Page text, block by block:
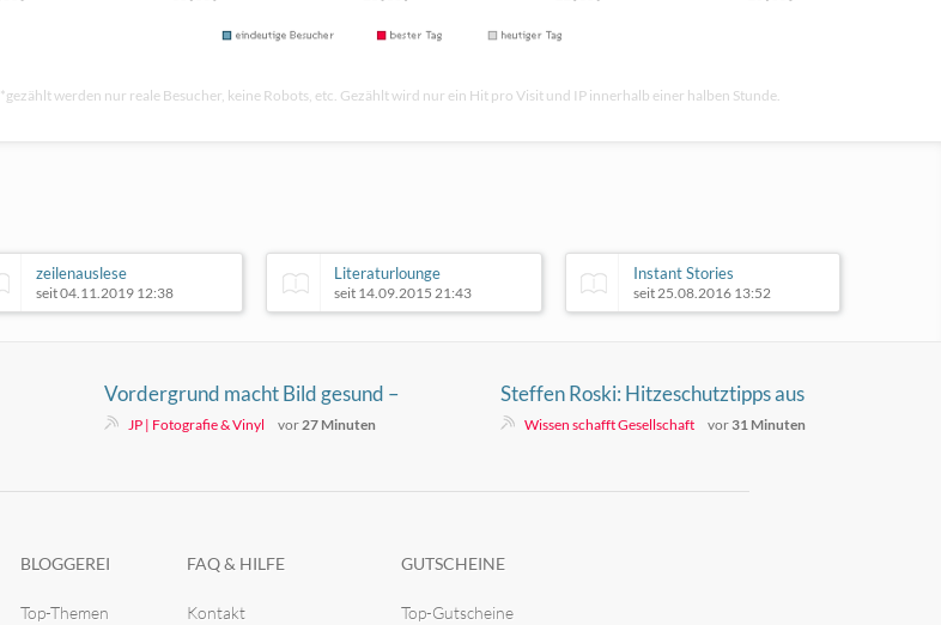
*gezählt werden nur reale Besucher, keine Robots, etc. Gezählt wird nur ein Hit pro Visit und IP innerhalb einer halben Stunde.
zeilenauslese
seit 04.11.2019 12:38
Literaturlounge
seit 14.09.2015 21:43
Instant Stories
seit 25.08.2016 13:52
Vordergrund macht Bild gesund –
oder steht da einfach nur etwas im
JP | Fotografie & Vinyl vor 27 Minuten
Steffen Roski: Hitzeschutztipps aus
Nordkorea
Wissen schafft Gesellschaft vor 31 Minuten
BLOGGEREI
Top-Themen
FAQ & HILFE
Kontakt
GUTSCHEINE
Top-Gutscheine